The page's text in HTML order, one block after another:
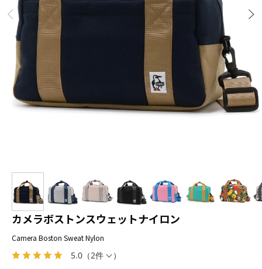
5.0 （2件 ）
カメラボストンスウェットナイロン
Camera Boston Sweat Nylon